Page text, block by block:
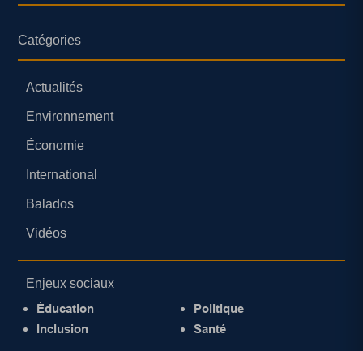
Catégories
Actualités
Environnement
Économie
International
Balados
Vidéos
Enjeux sociaux
Éducation
Inclusion
Politique
Santé